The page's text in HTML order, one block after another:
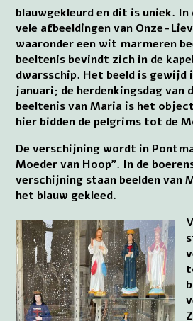
blauwgekleurd en dit is uniek.
vele afbeeldingen van Onze-
waaronder een wit marmeren
beeltenis bevindt zich in de
dwarsschip. Het beeld is gewijd
januari; de herdenkingsdag van
beeltenis van Maria is het
hier bidden de pelgrims tot de
De verschijning wordt in
Moeder van Hoop”. In de
verschijning staan beelden van
het blauw gekleed.